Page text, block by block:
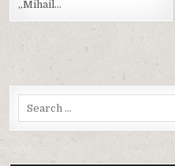
„Mihail…